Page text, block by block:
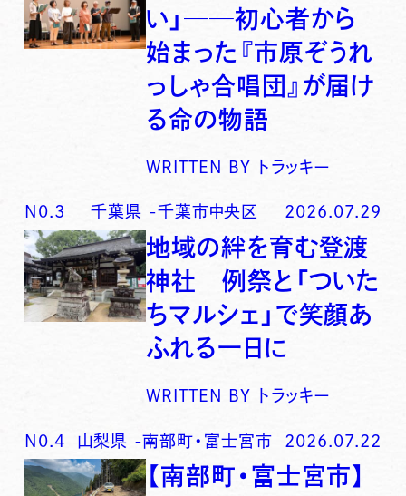
い」──初心者から
始まった『市原ぞうれ
っしゃ合唱団』が届け
る命の物語
WRITTEN BY トラッキー
N0. 3 千葉県 -千葉市中央区 2026.07.29
地域の絆を育む登渡
神社 例祭と「ついた
ちマルシェ」で笑顔あ
ふれる一日に
WRITTEN BY トラッキー
N0. 4 山梨県 -南部町・富士宮市 2026.07.22
【南部町・富士宮市】